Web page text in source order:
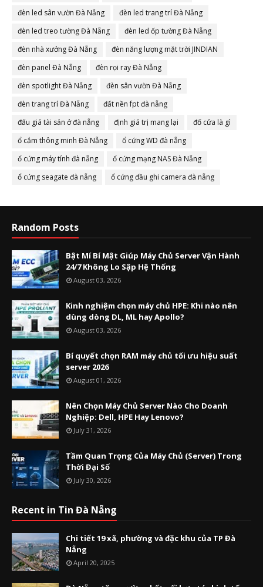
đèn led sân vườn Đà Nẵng
đèn led trang trí Đà Nẵng
đèn led treo tường Đà Nẵng
đèn led ốp tường Đà Nẵng
đèn nhà xưởng Đà Nẵng
đèn năng lượng mặt trời JINDIAN
đèn panel Đà Nẵng
đèn rọi ray Đà Nẵng
đèn spotlight Đà Nẵng
đèn sân vườn Đà Nẵng
đèn trang trí Đà Nẵng
đất nền fpt đà nẵng
đấu giá tài sản ở đà nẵng
định giá trị mang lại
đố cửa là gì
ổ cắm thông minh Đà Nẵng
ổ cứng WD đà nẵng
ổ cứng máy tính đà nẵng
ổ cứng mạng NAS Đà Nẵng
ổ cứng seagate đà nẵng
ổ cứng đầu ghi camera đà nẵng
Random Posts
Bật Mí Bí Mật Giúp Máy Chủ Server Vận Hành
24/7 Không Lo Sập Hệ Thống
August 03, 2026
Kinh nghiệm chọn máy chủ HPE: Khi nào nên
dùng dòng DL, ML hay Apollo?
August 03, 2026
Bí quyết chọn RAM máy chủ tối ưu hiệu suất
server 2026
August 01, 2026
Nên Chọn Máy Chủ Server Nào Cho Doanh
Nghiệp: Dell, HPE Hay Lenovo?
July 31, 2026
Tầm Quan Trọng Của Máy Chủ (Server) Trong
Thời Đại Số
July 30, 2026
Recent in Tin Đà Nẵng
Chi tiết 19 xã, phường và đặc khu của TP Đà
Nẵng
April 20, 2025